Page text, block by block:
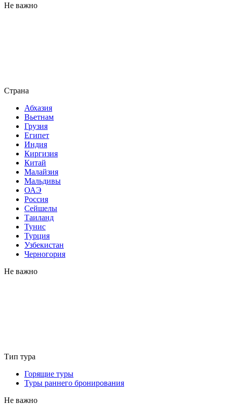
Не важно
Страна
Абхазия
Вьетнам
Грузия
Египет
Индия
Киргизия
Китай
Малайзия
Мальдивы
ОАЭ
Россия
Сейшелы
Таиланд
Тунис
Турция
Узбекистан
Черногория
Не важно
Тип тура
Горящие туры
Туры раннего бронирования
Не важно